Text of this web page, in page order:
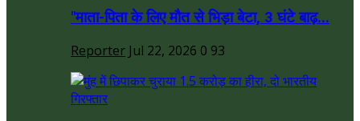
"माता-पिता के लिए मौत से भिड़ा बेटा, 3 घंटे बाढ़...
Reporter Jul 22, 2026 0 93